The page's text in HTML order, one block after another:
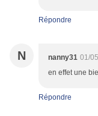
Répondre
N nanny31 01/
en effet une
Répondre